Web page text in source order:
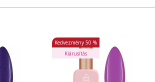
Kedvezmény 50 %
Kiárusítás